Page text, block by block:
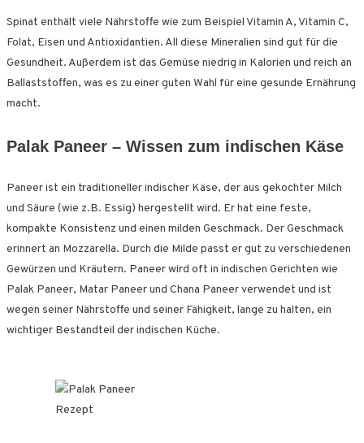
Spinat enthält viele Nährstoffe wie zum Beispiel Vitamin A, Vitamin C,
Folat, Eisen und Antioxidantien. All diese Mineralien sind gut für die
Gesundheit. Außerdem ist das Gemüse niedrig in Kalorien und reich an
Ballaststoffen, was es zu einer guten Wahl für eine gesunde Ernährung
macht.
Palak Paneer – Wissen zum indischen Käse
Paneer ist ein traditioneller indischer Käse, der aus gekochter Milch
und Säure (wie z.B. Essig) hergestellt wird. Er hat eine feste,
kompakte Konsistenz und einen milden Geschmack. Der Geschmack
erinnert an Mozzarella. Durch die Milde passt er gut zu verschiedenen
Gewürzen und Kräutern. Paneer wird oft in indischen Gerichten wie
Palak Paneer, Matar Paneer und Chana Paneer verwendet und ist
wegen seiner Nährstoffe und seiner Fähigkeit, lange zu halten, ein
wichtiger Bestandteil der indischen Küche.